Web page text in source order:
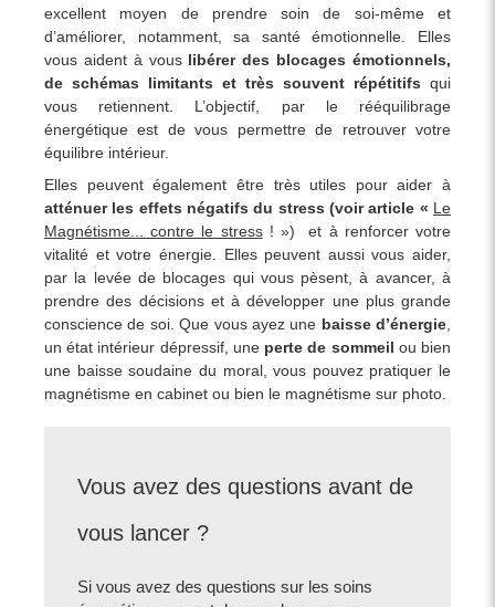
excellent moyen de prendre soin de soi-même et
d’améliorer, notamment, sa santé émotionnelle. Elles
vous aident à vous libérer des blocages émotionnels,
de schémas limitants et très souvent répétitifs qui
vous retiennent. L’objectif, par le rééquilibrage
énergétique est de vous permettre de retrouver votre
équilibre intérieur.
Elles peuvent également être très utiles pour aider à
atténuer les effets négatifs du stress (voir article « Le
Magnétisme... contre le stress! ») et à renforcer votre
vitalité et votre énergie. Elles peuvent aussi vous aider,
par la levée de blocages qui vous pèsent, à avancer, à
prendre des décisions et à développer une plus grande
conscience de soi. Que vous ayez une baisse d’énergie
un état intérieur dépressif, une perte de sommeil ou bien
une baisse soudaine du moral, vous pouvez pratiquer le
magnétisme en cabinet ou bien le magnétisme sur photo.
Vous avez des questions avant de
vous lancer ?
Si vous avez des questions sur les soins